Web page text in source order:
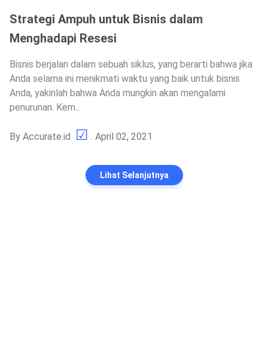
Strategi Ampuh untuk Bisnis dalam
Menghadapi Resesi
Bisnis berjalan dalam sebuah siklus, yang berarti bahwa jika
Anda selama ini menikmati waktu yang baik untuk bisnis
Anda, yakinlah bahwa Anda mungkin akan mengalami
penurunan. Kem...
By Accurate.id . April 02, 2021
Lihat Selanjutnya